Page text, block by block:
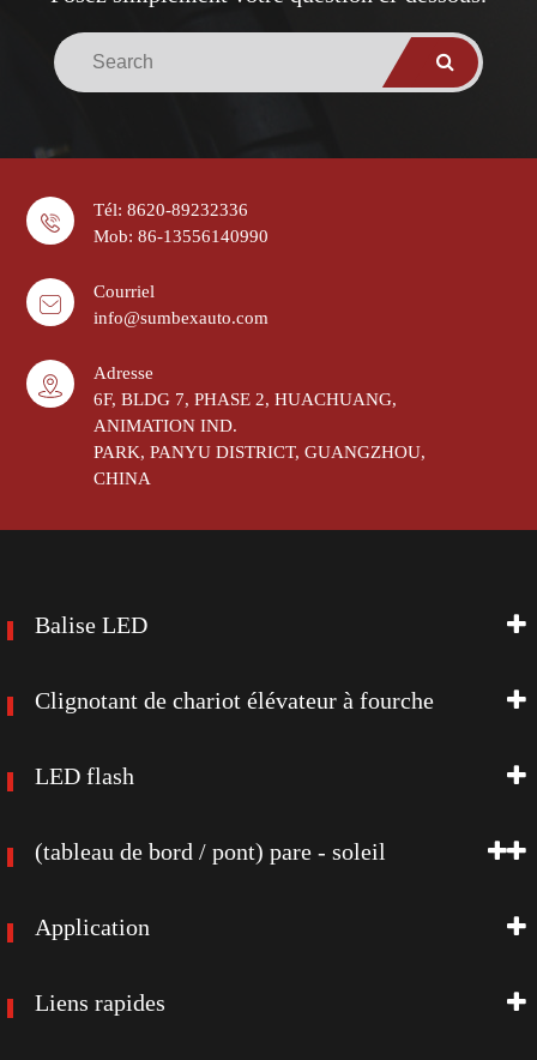
Tél: 8620-89232336
Mob: 86-13556140990
Courriel
info@sumbexauto.com
Adresse
6F, BLDG 7, PHASE 2, HUACHUANG,
ANIMATION IND.
PARK, PANYU DISTRICT, GUANGZHOU,
CHINA
Balise LED
Clignotant de chariot élévateur à fourche
LED flash
(tableau de bord / pont) pare - soleil
Application
Liens rapides